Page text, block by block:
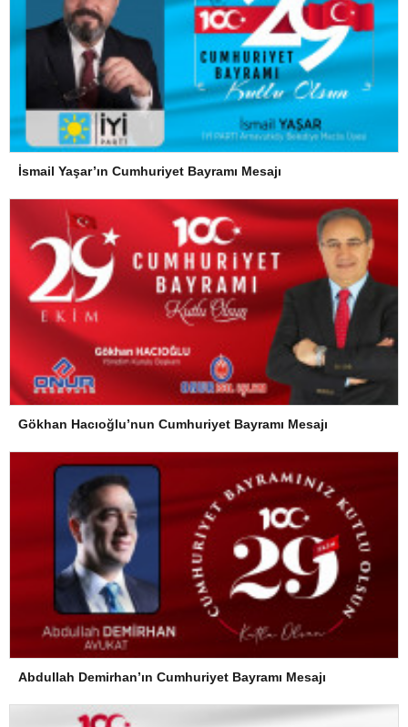
İsmail Yaşar’ın Cumhuriyet Bayramı Mesajı
Gökhan Hacıoğlu’nun Cumhuriyet Bayramı Mesajı
Abdullah Demirhan’ın Cumhuriyet Bayramı Mesajı